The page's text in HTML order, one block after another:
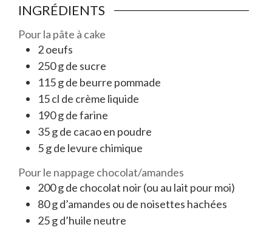
INGRÉDIENTS
Pour la pâte à cake
2oeufs
250gde sucre
115gde beurre pommade
15cl de crème liquide
190gde farine
35gde cacao en poudre
5gde levure chimique
Pour le nappage chocolat/amandes
200gde chocolat noir (ou au lait pour moi)
80gd’amandes ou de noisettes hachées
25gd’huile neutre